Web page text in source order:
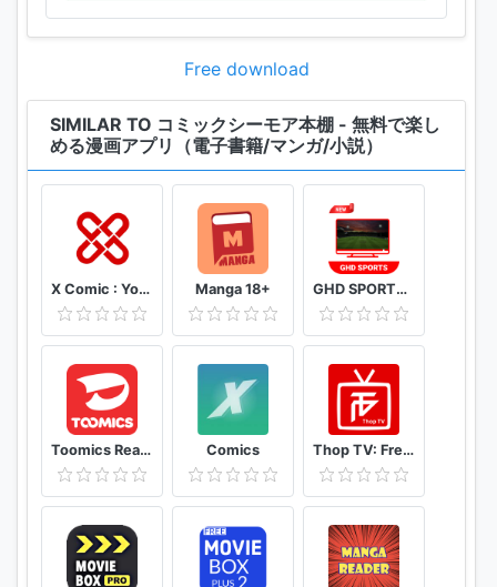
・色んなマンガを無料で読みたい!!
・漫画を買う前に試し読みしたい!!
・BLやTLを取り扱っている電子書籍サービスを探して
・アニメ化やドラマ化など、メディア化作品の原作漫
画をオトクに読みたい!!
・毎月たくさん購入するので、電子書籍をキレイに整
・紙の本がかさばって本棚の整理が大変!!
・話題の異世界転生作品を読みたい!!
・スマホやタブレットで小説が読みたい!!
・無料でも読める漫画アプリを探している!!
・読み放題のまんがアプリを探している!!
・立ち読みで感覚で試し読みしたい!!
・電子コミック大賞も注目!!
【スキマ時間に電子書籍を楽しみたい】
・通勤電車の中で電子書籍を楽しみたい!!
・空き時間でやることを探している!!
・眠くなるまでベッドの中で本を読みたい!!
【電子書籍で気分を変えたい】
Free download
SIMILAR TO コミックシーモア本棚 - 無料で楽し
める漫画アプリ（電子書籍/マンガ/小説）
X Comic : Yote Pya , Free MM Sub Comics Manga 18+ GHD SPORTS - HD Live Cricket TV Tips
Toomics Read unlimited comics Comics Thop TV: Free Thoptv Live Cricket Guide 2021